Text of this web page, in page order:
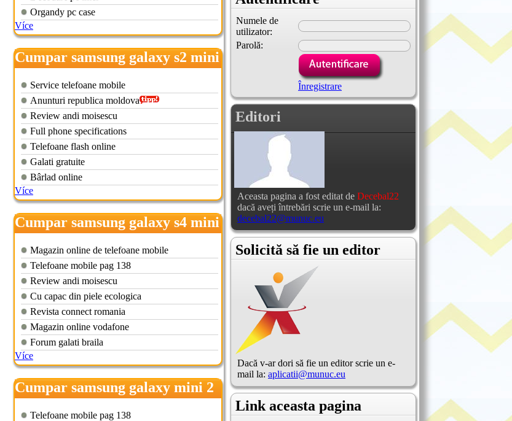
Organdy pc case
Více
Cumpar samsung galaxy s2 mini
Service telefoane mobile
Anunturi republica moldova
Review andi moisescu
Full phone specifications
Telefoane flash online
Galati gratuite
Bârlad online
Více
Cumpar samsung galaxy s4 mini
Magazin online de telefoane mobile
Telefoane mobile pag 138
Review andi moisescu
Cu capac din piele ecologica
Revista connect romania
Magazin online vodafone
Forum galati braila
Více
Cumpar samsung galaxy mini 2
Telefoane mobile pag 138
Numele de
utilizator:
Parolă:
Înregistrare
Editori
Aceasta pagina a fost editat de Decebal22
dacă aveți întrebări scrie un e-mail la:
decebal22@munuc.eu
Solicită să fie un editor
Dacă v-ar dori să fie un editor scrie un e-
mail la: aplicatii@munuc.eu
Link aceasta pagina